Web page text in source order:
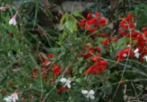
1月
13 Posts
2月
13 Posts
1月
12 Posts
2月
12 Posts
1月
13 Posts
2月
14 Posts
1月
11 Posts
2月
12 Posts
1月
11 Posts
2月
14 Posts
1月
12 Posts
2月
13 Posts
1月
11 Posts
2月
12 Posts
1月
10 Posts
2月
12 Posts
1月
9 Posts
2月
11 Posts
1月
11 Posts
2月
13 Posts
1月
0 Posts
2月
0 Posts
1月
0 Posts
2月
2 Posts
1月
0 Posts
2月
1 Post
1月
1 Post
2月
3 Posts
1月
0 Posts
2月
0 Posts
1月
0 Posts
2月
0 Posts